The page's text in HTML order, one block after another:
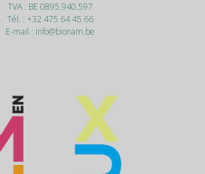
TVA : BE 0895.940.597
Tél. : +32 475 64 45 66
E-mail : info@bionam.be